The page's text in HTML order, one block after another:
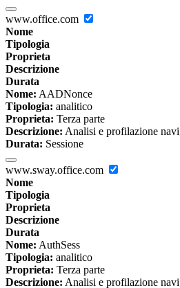
www.office.com
Nome
Tipologia
Proprieta
Descrizione
Durata
Nome: AADNonce
Tipologia: analitico
Proprieta: Terza parte
Descrizione: Analisi e profilazione
Durata: Sessione
www.sway.office.com
Nome
Tipologia
Proprieta
Descrizione
Durata
Nome: AuthSess
Tipologia: analitico
Proprieta: Terza parte
Descrizione: Analisi e profilazione